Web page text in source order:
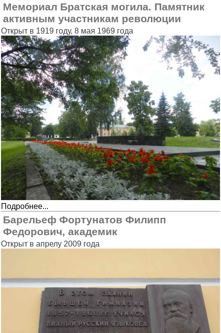
Мемориал Братская могила. Памятник
активным участникам революции
Открыт в 1919 году, 8 мая 1969 года
Подробнее...
Барельеф Фортунатов Филипп
Федорович, академик
Открыт в апрелу 2009 года